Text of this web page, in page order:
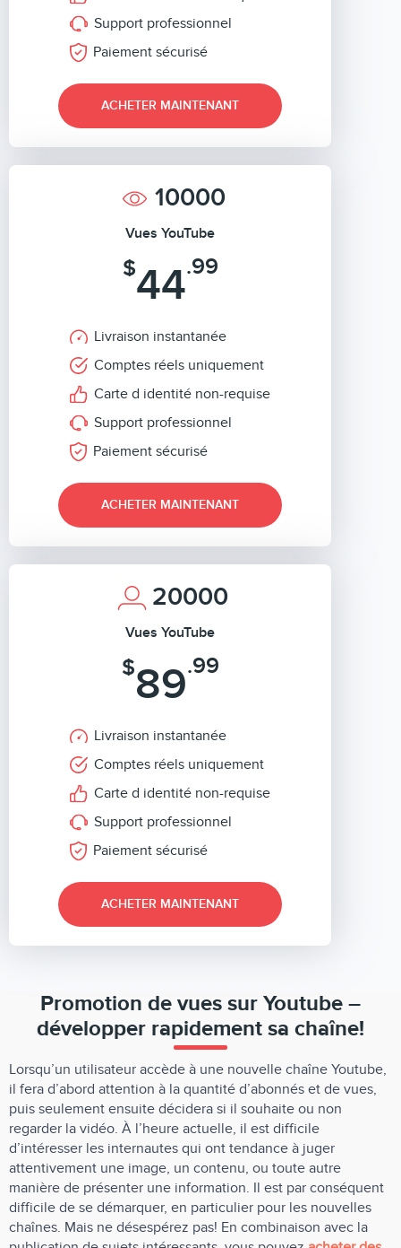
Support professionnel
Paiement sécurisé
ACHETER MAINTENANT
10000
Vues YouTube
$44.99
Livraison instantanée
Comptes réels uniquement
Carte d identité non-requise
Support professionnel
Paiement sécurisé
ACHETER MAINTENANT
20000
Vues YouTube
$89.99
Livraison instantanée
Comptes réels uniquement
Carte d identité non-requise
Support professionnel
Paiement sécurisé
ACHETER MAINTENANT
Promotion de vues sur Youtube –
développer rapidement sa chaîne!
Lorsqu’un utilisateur accède à une nouvelle chaîne Youtube,
il fera d’abord attention à la quantité d’abonnés et de vues,
puis seulement ensuite décidera si il souhaite ou non
regarder la vidéo. À l’heure actuelle, il est difficile
d’intéresser les internautes qui ont tendance à juger
attentivement une image, un contenu, ou toute autre
manière de présenter une information. Il est par conséquent
difficile de se démarquer, en particulier pour les nouvelles
chaînes. Mais ne désespérez pas! En combinaison avec la